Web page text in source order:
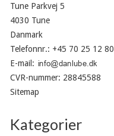
Tune Parkvej 5
4030 Tune
Danmark
Telefonnr.: +45 70 25 12 80
E-mail :
CVR-nummer: 28845588
Sitemap
Kategorier